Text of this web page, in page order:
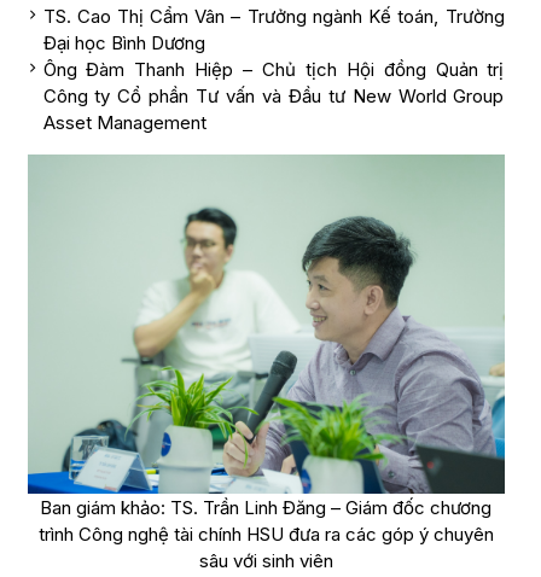
TS. Cao Thị Cẩm Vân – Trưởng ngành Kế toán, Trường
Đại học Bình Dương
Ông Đàm Thanh Hiệp – Chủ tịch Hội đồng Quản trị
Công ty Cổ phần Tư vấn và Đầu tư New World Group
Asset Management
Ban giám khảo: TS. Trần Linh Đăng – Giám đốc chương
trình Công nghệ tài chính HSU đưa ra các góp ý chuyên
sâu với sinh viên